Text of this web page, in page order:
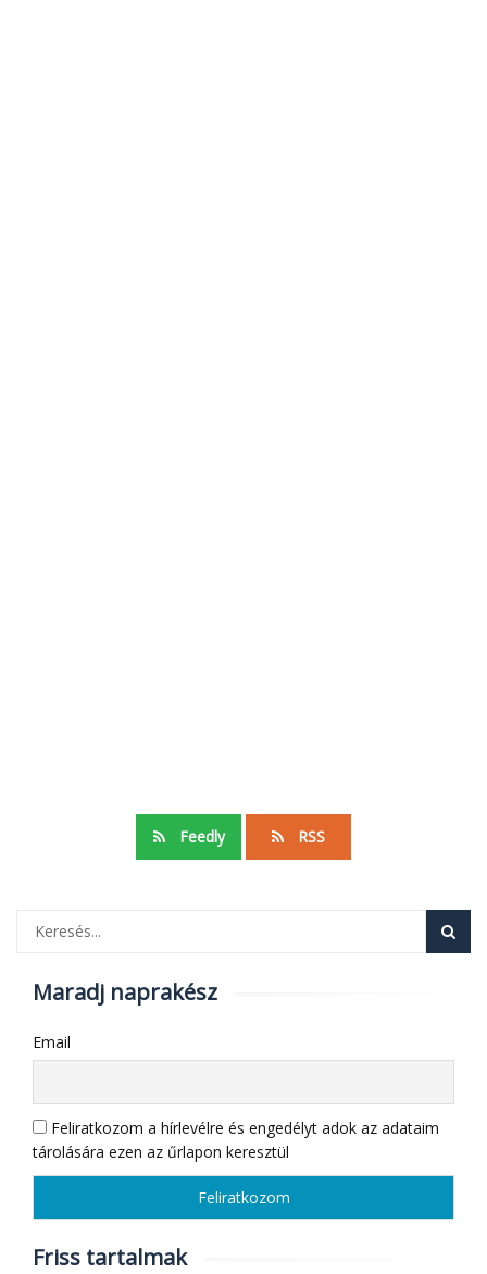
Feedly RSS
Maradj naprakész
Email
Feliratkozom a hírlevélre és engedélyt adok az adataim
tárolására ezen az űrlapon keresztül
Friss tartalmak